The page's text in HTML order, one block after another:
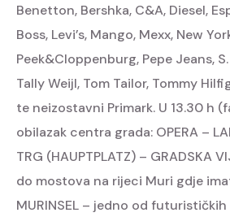
Benetton, Bershka, C&A, Diesel,
Boss, Levi’s, Mango, Mexx, New
Peek&Cloppenburg, Pepe Jeans,
Tally Weijl, Tom Tailor, Tommy
te neizostavni Primark. U 13.30 h
obilazak centra grada: OPERA –
TRG (HAUPTPLATZ) – GRADSKA
do mostova na rijeci Muri gdje
MURINSEL – jedno od